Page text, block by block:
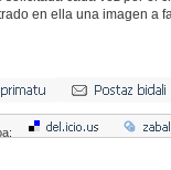
en ella una imagen a